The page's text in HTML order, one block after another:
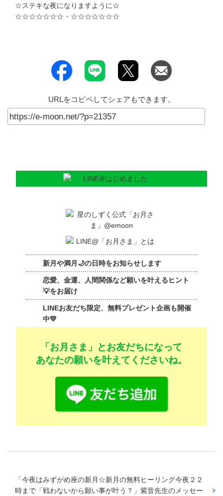
☆ステキな夜になりますように☆
☆☆☆☆☆☆☆・☆☆☆☆☆☆☆
URLをコピペしてシェアもできます。
新月や満月🌙の日時をお知らせします
恋愛、金運、人間関係など願いを叶えるヒント
💡をお届け
LINEお友だち限定、無料プレゼント企画も開催
中💛
「お月さま」とお友だちになって
あなたの願いを叶えてくださいね。
「今夜はみずがめ座の新月☆新月の無料ヒーリング今夜２２
時まで「戦わないから願い事が叶う？」紫音先生のメッセー